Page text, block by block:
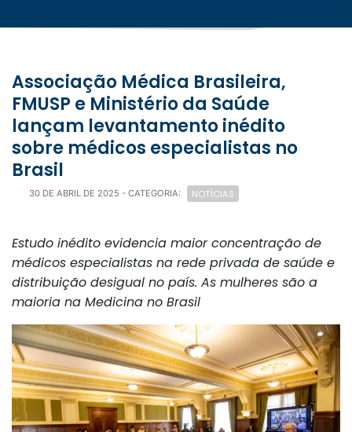
Associação Médica Brasileira,
FMUSP e Ministério da Saúde
lançam levantamento inédito
sobre médicos especialistas no
Brasil
30 DE ABRIL DE 2025 - CATEGORIA: NOTÍCIAS
Estudo inédito evidencia maior concentração de
médicos especialistas na rede privada de saúde e
distribuição desigual no país. As mulheres são a
maioria na Medicina no Brasil